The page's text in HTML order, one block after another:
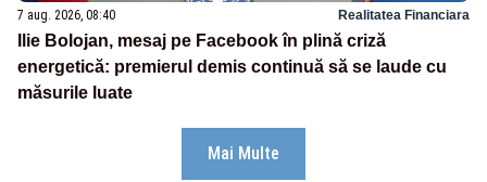
7 aug. 2026, 08:40 Realitatea Financiara
Ilie Bolojan, mesaj pe Facebook în plină criză
energetică: premierul demis continuă să se laude cu
măsurile luate
Mai Multe